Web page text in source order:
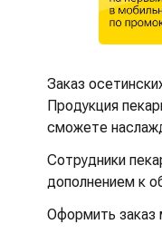
Заказ
Продукция
сможете
Сотрудники
дополнением к
Оформить заказ